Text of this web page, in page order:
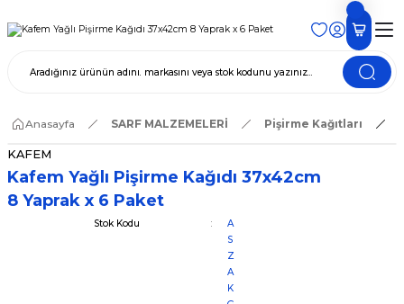
Anasayfa SARF MALZEMELERİ Pişirme Kağıtları
KAFEM
Kafem Yağlı Pişirme Kağıdı 37x42cm
8 Yaprak x 6 Paket
Stok Kodu
A
S
Z
A
K